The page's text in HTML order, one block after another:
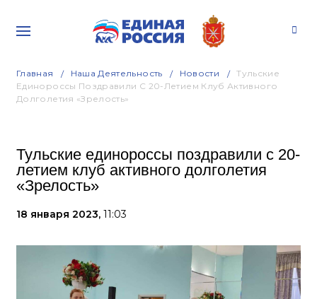
Главная Наша Деятельность Новости
Тульские
Единороссы Поздравили С 20-Летием Клуб Активного
Долголетия «Зрелость»
Тульские единороссы поздравили с 20-
летием клуб активного долголетия
«Зрелость»
18 января 2023, 11:03